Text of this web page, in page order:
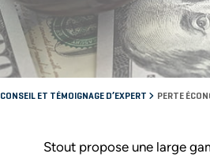
CONSEIL ET TÉMOIGNAGE D’EXPERT PERTE
Stout propose une large